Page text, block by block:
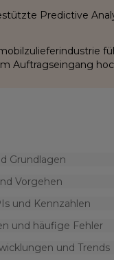
Predictive
Auftragseingang
Grundlagen
Vorgehen
und Kennzahlen
und häufige Fehler
und Trends